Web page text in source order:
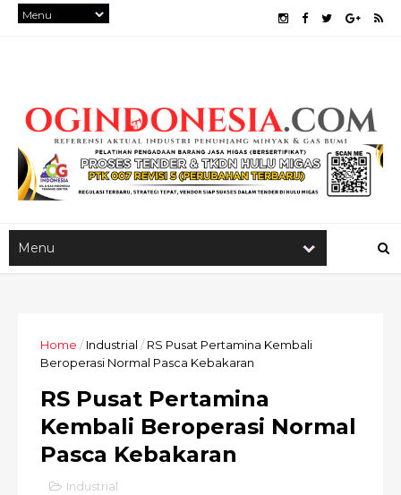
Home / Industrial / RS Pusat Pertamina Kembali
Beroperasi Normal Pasca Kebakaran
RS Pusat Pertamina
Kembali Beroperasi Normal
Pasca Kebakaran
Industrial